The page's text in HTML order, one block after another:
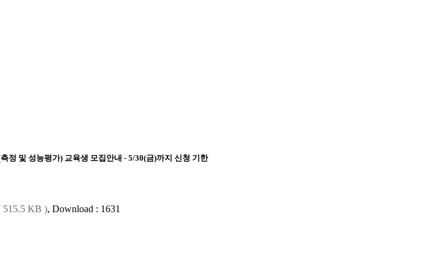
정 및 성능평가) 교육생 모집안내 - 5/30(금)까지 신청 기한
KB ), Download : 1631